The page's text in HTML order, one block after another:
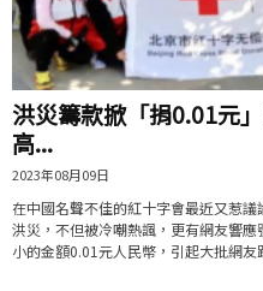
洪災籌款掀「捐0.01元
高...
2023年08月09日
在中國名聲不佳的紅十字會最近又惹
洪災，不但被冷嘲熱諷，更有網友響
小的金額0.01元人民幣，引起大批網友